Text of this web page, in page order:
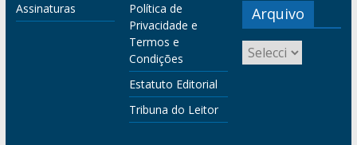
Assinaturas
Política de
Privacidade e
Termos e
Condições
Estatuto Editorial
Tribuna do Leitor
Arquivo